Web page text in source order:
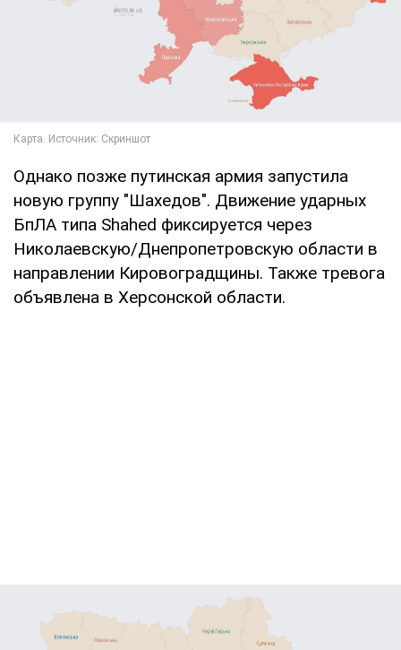
Однако позже путинская армия запустила
новую группу "Шахедов". Движение ударных
БпЛА типа Shahed фиксируется через
Николаевскую/Днепропетровскую области в
направлении Кировоградщины. Также тревога
объявлена в Херсонской области.